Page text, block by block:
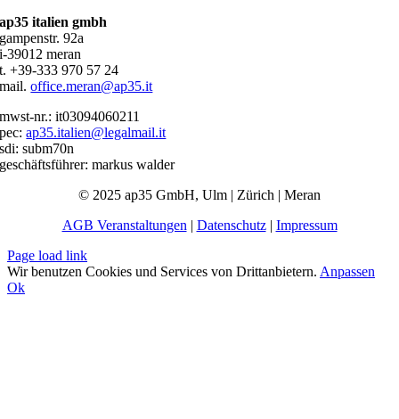
ap35 italien gmbh
gampenstr. 92a
i-39012 meran
t. +39-333 970 57 24
mail.office.meran@ap35.it
mwst-nr.: it03094060211
pec:ap35.italien@legalmail.it
sdi: subm70n
geschäftsführer: markus walder
© 2025 ap35 GmbH, Ulm | Zürich | Meran
AGB Veranstaltungen | Datenschutz| Impressum
Page load link
Wir benutzen Cookies und Services von Drittanbietern. Anpassen
Ok